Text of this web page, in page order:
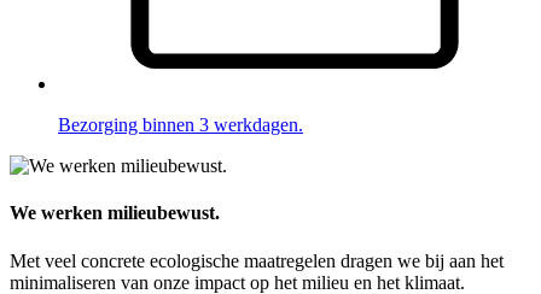
Bezorging binnen 3 werkdagen.
We werken milieubewust.
Met veel concrete ecologische maatregelen dragen we bij aan het
minimaliseren van onze impact op het milieu en het klimaat.